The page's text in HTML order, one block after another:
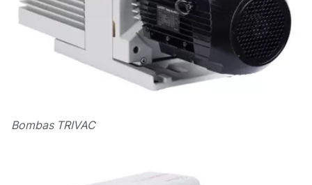
Bombas TRIVAC